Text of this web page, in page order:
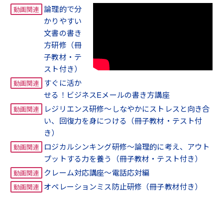
論理的で分
かりやすい
文書の書き
方研修（冊
子教材・テ
スト付き）
すぐに活か
せる！ビジネスEメールの書き方講座
レジリエンス研修～しなやかにストレスと向き合
い、回復力を身につける（冊子教材・テスト付
き）
ロジカルシンキング研修～論理的に考え、アウト
プットする力を養う（冊子教材・テスト付き）
クレーム対応講座～電話応対編
オペレーションミス防止研修（冊子教材付き）